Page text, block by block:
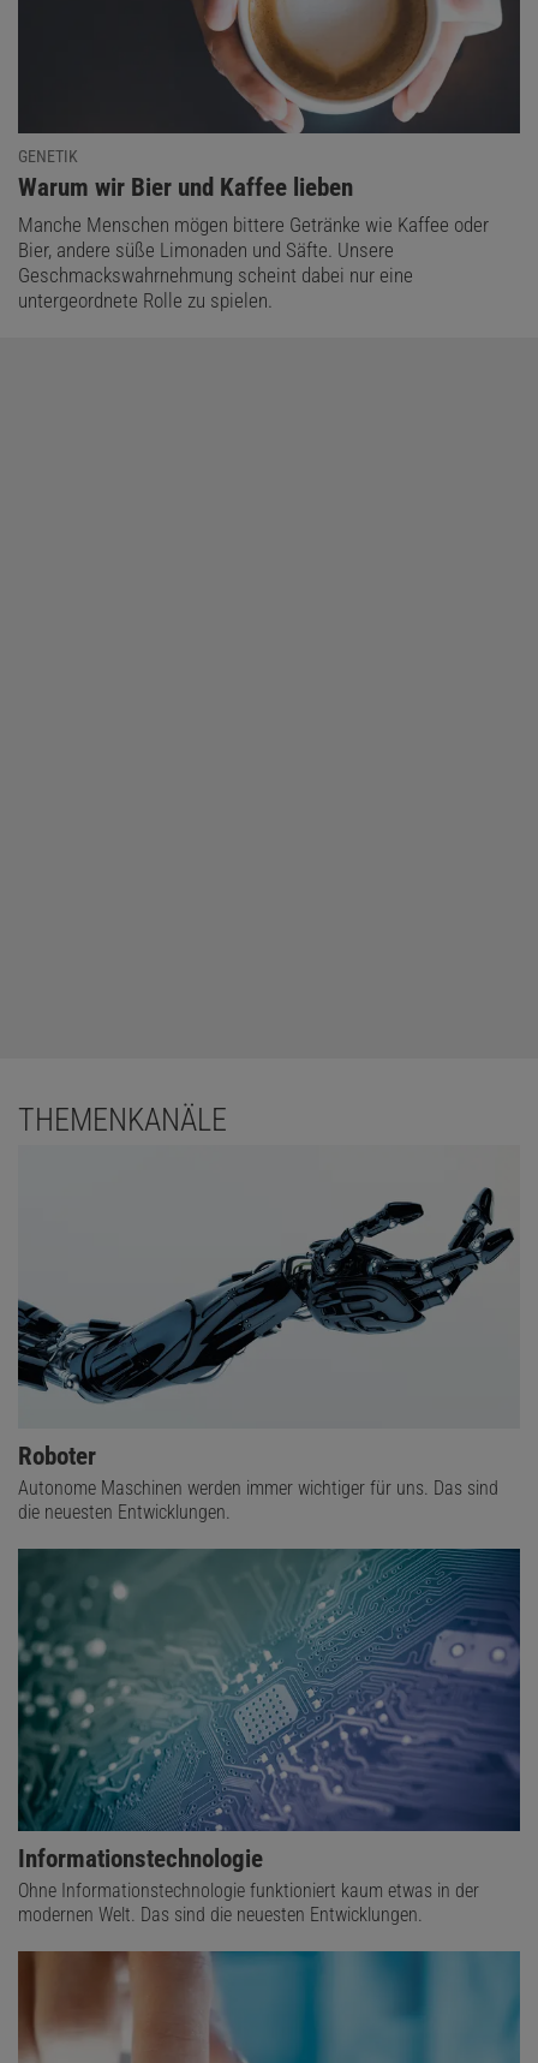
Das könnte Sie auch interessieren:
GENETIK
:
Warum wir Bier und Kaffee lieben
Manche Menschen mögen bittere Getränke wie Kaffee oder
Bier, andere süße Limonaden und Säfte. Unsere
Geschmackswahrnehmung scheint dabei nur eine
untergeordnete Rolle zu spielen.
THEMENKANÄLE
Roboter
Autonome Maschinen werden immer wichtiger für uns. Das sind
die neuesten Entwicklungen.
Informationstechnologie
Ohne Informationstechnologie funktioniert kaum etwas in der
modernen Welt. Das sind die neuesten Entwicklungen.